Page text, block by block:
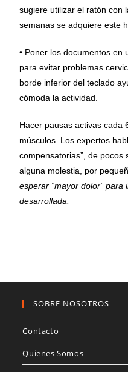
sugiere utilizar el ratón con
semanas se adquiere este
• Poner los documentos en
para evitar problemas
borde inferior del teclado
cómoda la actividad.
Hacer pausas activas cada
músculos. Los expertos
compensatorias”, de pocos
alguna molestia, por
esperar “mayor dolor”
desarrollada.
SOBRE NOSOTROS
Contacto
Quienes Somos